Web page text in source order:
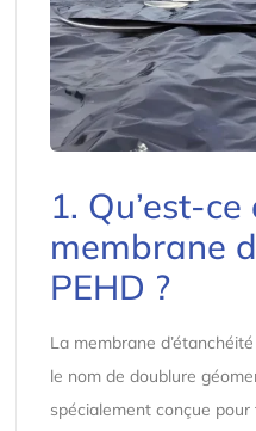
1. Qu’est-
membrane
PEHD ?
La membrane
le nom de doublure
spécialement conçue